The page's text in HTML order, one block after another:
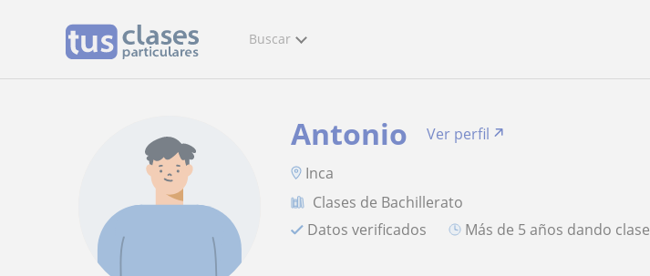
Buscar
Antonio
Ver perfil
Inca
Clases de Bachillerato
Datos verificados
más de 5 años dando clase